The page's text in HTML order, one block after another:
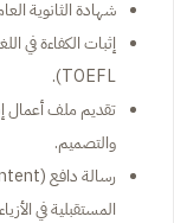
شهادة الثانوية
TOEFL).
والتصميم.
المستقبلية في